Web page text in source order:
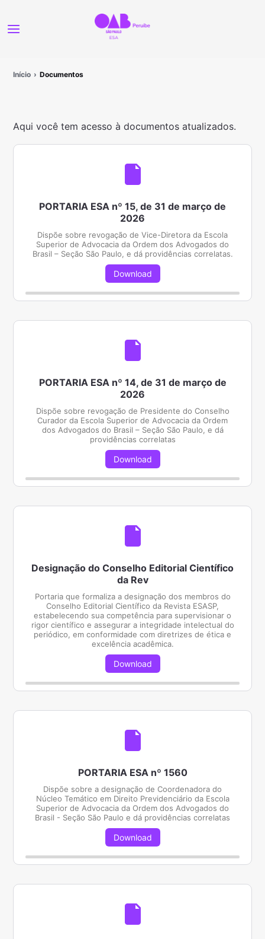
Início Documentos
Aqui você tem acesso à documentos atualizados.
PORTARIA ESA nº 15, de 31 de março de
2026
Dispõe sobre revogação de Vice-Diretora da Escola
Superior de Advocacia da Ordem dos Advogados do
Brasil – Seção São Paulo, e dá providências correlatas.
Download
PORTARIA ESA nº 14, de 31 de março de
2026
Dispõe sobre revogação de Presidente do Conselho
Curador da Escola Superior de Advocacia da Ordem
dos Advogados do Brasil – Seção São Paulo, e dá
providências correlatas
Download
Designação do Conselho Editorial Científico
da Rev
Portaria que formaliza a designação dos membros do
Conselho Editorial Científico da Revista ESASP,
estabelecendo sua competência para supervisionar o
rigor científico e assegurar a integridade intelectual do
periódico, em conformidade com diretrizes de ética e
excelência acadêmica.
Download
PORTARIA ESA nº 1560
Dispõe sobre a designação de Coordenadora do
Núcleo Temático em Direito Previdenciário da Escola
Superior de Advocacia da Ordem dos Advogados do
Brasil - Seção São Paulo e dá providências correlatas
Download